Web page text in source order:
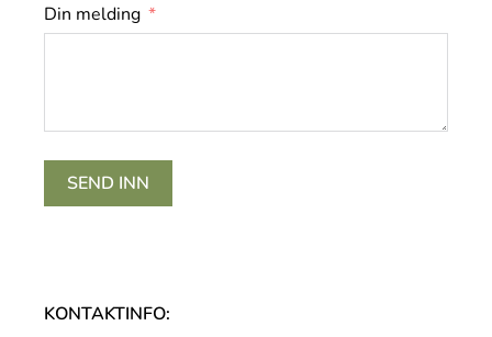
KONTAKTINFO:
Din melding
SEND INN